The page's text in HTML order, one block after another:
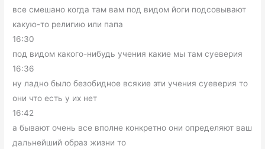
все смешано когда там вам под видом йоги подсовывают
какую-то религию или папа
16:30
под видом какого-нибудь учения какие мы там суеверия
16:36
ну ладно было безобидное всякие эти учения суеверия то
они что есть у их нет
16:42
а бывают очень все вполне конкретно они определяют ваш
дальнейший образ жизни то